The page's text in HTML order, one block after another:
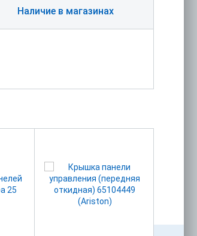
Наличие в магазинах